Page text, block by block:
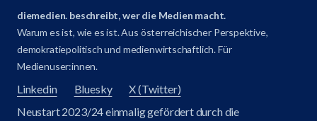
diemedien. beschreibt, wer die Medien macht.
Warum es ist, wie es ist. Aus österreichischer Perspektive,
demokratiepolitisch und medienwirtschaftlich. Für
Medienuser:innen.
Linkedin Bluesky
X (Twitter)
Neustart 2023/24 einmalig gefördert durch die